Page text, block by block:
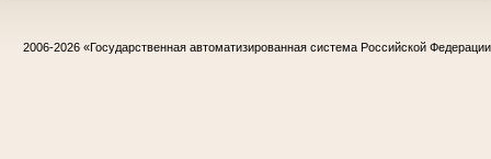
2006-2026 «Государственная автоматизированная система Российской